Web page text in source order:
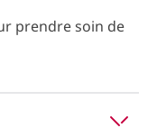
prendre soin de